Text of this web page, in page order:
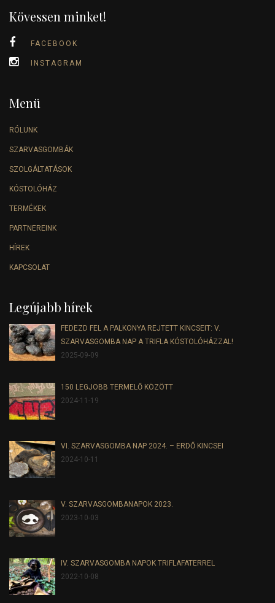
Kövessen minket!
FACEBOOK
INSTAGRAM
Menü
RÓLUNK
SZARVASGOMBÁK
SZOLGÁLTATÁSOK
KÓSTOLÓHÁZ
TERMÉKEK
PARTNEREINK
HÍREK
KAPCSOLAT
Legújabb hírek
FEDEZD FEL A PALKONYA REJTETT KINCSEIT: V.
SZARVASGOMBA NAP A TRIFLA KÓSTOLÓHÁZZAL!
2025-09-09
150 LEGJOBB TERMELŐ KÖZÖTT
2024-11-19
VI. SZARVASGOMBA NAP 2024. – ERDŐ KINCSEI
2024-10-11
V. SZARVASGOMBANAPOK 2023.
2023-10-03
IV. SZARVASGOMBA NAPOK TRIFLAFATERREL
2022-10-08